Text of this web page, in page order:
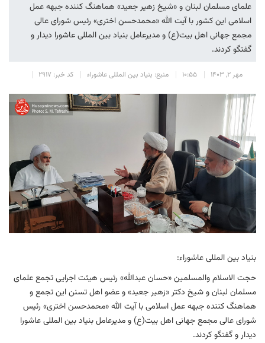
علمای مسلمان لبنان و «شیخ زهیر جعید» هماهنگ کننده جبهه عمل
اسلامی این کشور با آیت الله «محمدحسن اختری» رئیس شورای عالی
مجمع جهانی اهل بیت(ع) و مدیرعامل بنیاد بین المللی عاشورا دیدار و
گفتگو کردند.
مهر 2, 1403 10:55 منبع: بنیاد بین المللی عاشوراء کد خبر: 2917
بنیاد بین المللی عاشوراء:
حجت الاسلام والمسلمین «حسان عبدالله» رئیس هیئت اجرایی تجمع علمای
مسلمان لبنان و شیخ دکتر «زهیر جعید» و عضو اهل تسنن این تجمع و
هماهنگ کننده جبهه عمل اسلامی با آیت الله «محمدحسن اختری» رئیس
شورای عالی مجمع جهانی اهل بیت(ع) و مدیرعامل بنیاد بین المللی عاشورا
دیدار و گفتگو کردند.